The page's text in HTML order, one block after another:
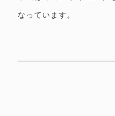
なっています。